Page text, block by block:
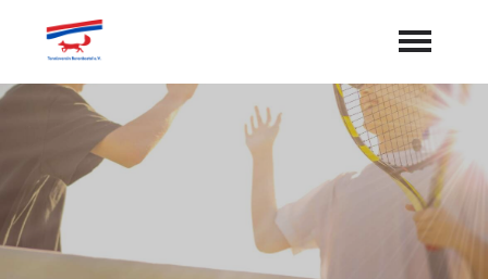
Startseite
Termine
Vorstand